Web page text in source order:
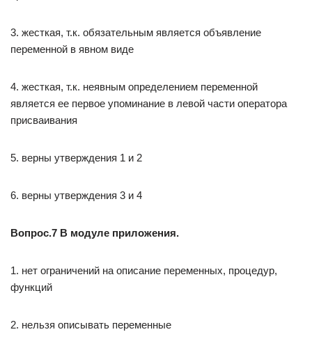
3. жесткая, т.к. обязательным является объявление
переменной в явном виде
4. жесткая, т.к. неявным определением переменной
является ее первое упоминание в левой части оператора
присваивания
5. верны утверждения 1 и 2
6. верны утверждения 3 и 4
Вопрос.7 В модуле приложения.
1. нет ограничений на описание переменных, процедур,
функций
2. нельзя описывать переменные